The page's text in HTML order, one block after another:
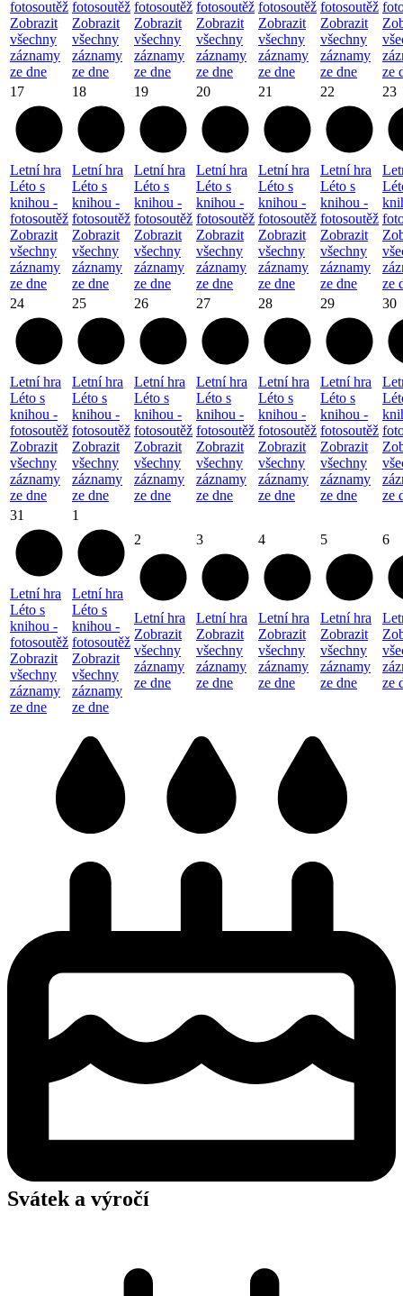
fotosoutěž
Zobrazit
všechny
záznamy
ze dne
fotosoutěž
Zobrazit
všechny
záznamy
ze dne
fotosoutěž
Zobrazit
všechny
záznamy
ze dne
fotosoutěž
Zobrazit
všechny
záznamy
ze dne
fotosoutěž
Zobrazit
všechny
záznamy
ze dne
fotosoutěž
Zobrazit
všechny
záznamy
ze dne
ze
17
Letní hra
Léto s
knihou -
fotosoutěž
Zobrazit
všechny
záznamy
ze dne
18
Letní hra
Léto s
knihou -
fotosoutěž
Zobrazit
všechny
záznamy
ze dne
19
Letní hra
Léto s
knihou -
fotosoutěž
Zobrazit
všechny
záznamy
ze dne
20
Letní hra
Léto s
knihou -
fotosoutěž
Zobrazit
všechny
záznamy
ze dne
21
Letní hra
Léto s
knihou -
fotosoutěž
Zobrazit
všechny
záznamy
ze dne
22
Letní hra
Léto s
knihou -
fotosoutěž
Zobrazit
všechny
záznamy
ze dne
23
ze
24
Letní hra
Léto s
knihou -
fotosoutěž
Zobrazit
všechny
záznamy
ze dne
25
Letní hra
Léto s
knihou -
fotosoutěž
Zobrazit
všechny
záznamy
ze dne
26
Letní hra
Léto s
knihou -
fotosoutěž
Zobrazit
všechny
záznamy
ze dne
27
Letní hra
Léto s
knihou -
fotosoutěž
Zobrazit
všechny
záznamy
ze dne
28
Letní hra
Léto s
knihou -
fotosoutěž
Zobrazit
všechny
záznamy
ze dne
29
Letní hra
Léto s
knihou -
fotosoutěž
Zobrazit
všechny
záznamy
ze dne
30
ze
31
Letní hra
Léto s
knihou -
fotosoutěž
Zobrazit
všechny
záznamy
ze dne
1
Letní hra
Léto s
knihou -
fotosoutěž
Zobrazit
všechny
záznamy
ze dne
2
Letní hra
Zobrazit
všechny
záznamy
ze dne
3
Letní hra
Zobrazit
všechny
záznamy
ze dne
4
Letní hra
Zobrazit
všechny
záznamy
ze dne
5
Letní hra
Zobrazit
všechny
záznamy
ze dne
6
ze
Svátek a výročí